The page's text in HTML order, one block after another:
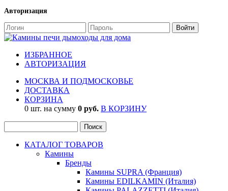
Авторизация
ИЗБРАННОЕ
АВТОРИЗАЦИЯ
МОСКВА И ПОДМОСКОВЬЕ
ДОСТАВКА
КОРЗИНА
0 шт. на сумму 0 руб. В КОРЗИНУ
КАТАЛОГ ТОВАРОВ
Камины
Бренды
Камины SUPRA (Франция)
Камины EDILKAMIN (Италия)